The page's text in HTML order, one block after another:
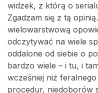
widzek, z którą o
Zgadzam się z tą
wielowarstwową
odczytywać na wiele
oddalone od siebie o
bardzo wiele – i tu, i
wcześniej niż feralnego
procedur, niedoborów